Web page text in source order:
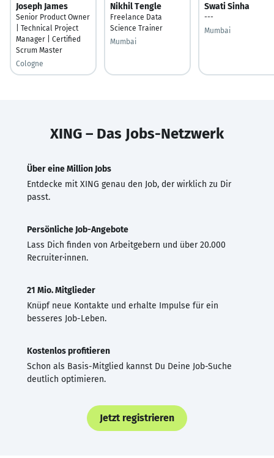
Joseph James
Senior Product Owner
| Technical Project
Manager | Certified
Scrum Master
Cologne
Nikhil Tengle
Freelance Data
Science Trainer
Mumbai
Swati Sinha
---
Mumbai
XING – Das Jobs-Netzwerk
Über eine Million Jobs
Entdecke mit XING genau den Job, der wirklich zu Dir
passt.
Persönliche Job-Angebote
Lass Dich finden von Arbeitgebern und über 20.000
Recruiter·innen.
21 Mio. Mitglieder
Knüpf neue Kontakte und erhalte Impulse für ein
besseres Job-Leben.
Kostenlos profitieren
Schon als Basis-Mitglied kannst Du Deine Job-Suche
deutlich optimieren.
Jetzt registrieren